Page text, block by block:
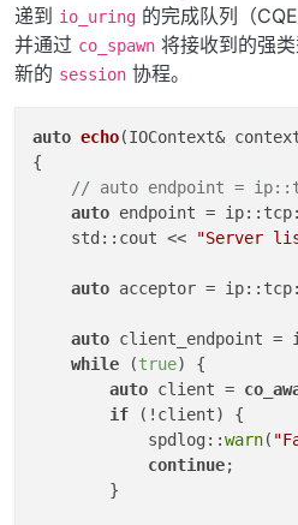
        }
auto bytes_read =
co_return ;
        }
        spdlog::
info (
using namespace
auto write_result =
if (!write_result)
if
                spdlog::
else
                spdlog::
递到 io_uring 的完成队列（CQE
并通过 co_spawn 将接收到的强
新的 session 协程。
auto echo(IOContext&
{
// auto endpoint =
auto endpoint =
    std::cout <<
"Server
auto acceptor =
auto client_endpoint
while (true) {
auto client =
if (!client) {
            spdlog::
warn(
continue;
        }